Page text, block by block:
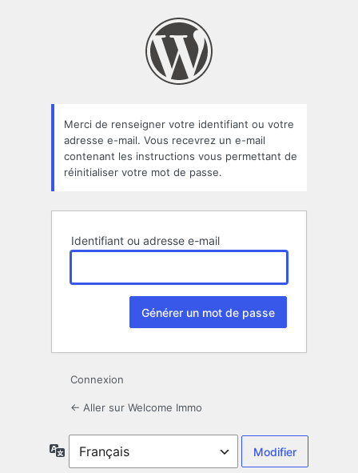
oublié
Merci de renseigner votre identifiant ou votre
adresse e-mail. Vous recevrez un e-mail
contenant les instructions vous permettant de
réinitialiser votre mot de passe.
Identifiant ou adresse e-mail
Connexion
← Aller sur Welcome Immo
Langue